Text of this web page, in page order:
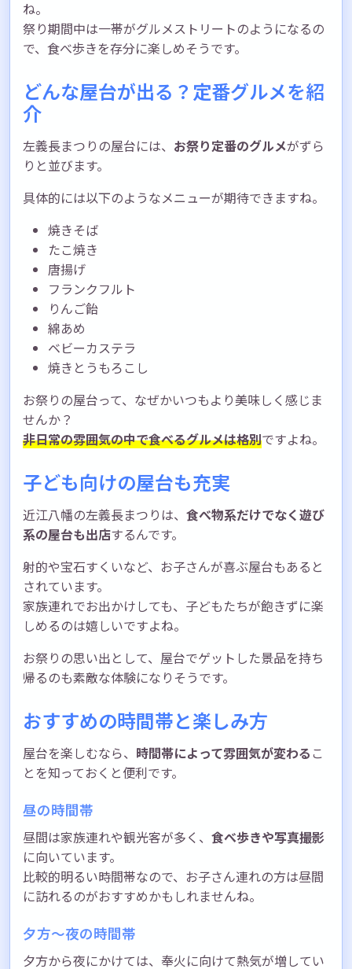
ね。
祭り期間中は一帯がグルメストリートのようになるの
で、食べ歩きを存分に楽しめそうです。
どんな屋台が出る？定番グルメを紹
介
左義長まつりの屋台には、 お祭り定番のグルメがずら
りと並びます。
具体的には以下のようなメニューが期待できますね。
焼きそば
たこ焼き
唐揚げ
フランクフルト
りんご飴
綿あめ
ベビーカステラ
焼きとうもろこし
お祭りの屋台って、なぜかいつもより美味しく感じま
せんか？
非日常の雰囲気の中で食べるグルメは格別ですよね。
子ども向けの屋台も充実
近江八幡の左義長まつりは、 食べ物系だけでなく遊び
系の屋台も出店するんです。
射的や宝石すくいなど、お子さんが喜ぶ屋台もあると
されています。
家族連れでお出かけしても、子どもたちが飽きずに楽
しめるのは嬉しいですよね。
お祭りの思い出として、屋台でゲットした景品を持ち
帰るのも素敵な体験になりそうです。
おすすめの時間帯と楽しみ方
屋台を楽しむなら、 時間帯によって雰囲気が変わる こ
とを知っておくと便利です。
昼の時間帯
昼間は家族連れや観光客が多く、 食べ歩きや写真撮影
に向いています。
比較的明るい時間帯なので、お子さん連れの方は昼間
に訪れるのがおすすめかもしれませんね。
夕方〜夜の時間帯
夕方から夜にかけては、奉火に向けて熱気が増してい